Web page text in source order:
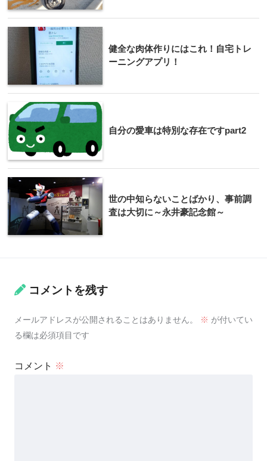
健全な肉体作りにはこれ！自宅トレ
ーニングアプリ！
自分の愛車は特別な存在ですpart2
世の中知らないことばかり、事前調
査は大切に～永井豪記念館～
コメントを残す
メールアドレスが公開されることはありません。 ※ が付いてい
る欄は必須項目です
コメント ※